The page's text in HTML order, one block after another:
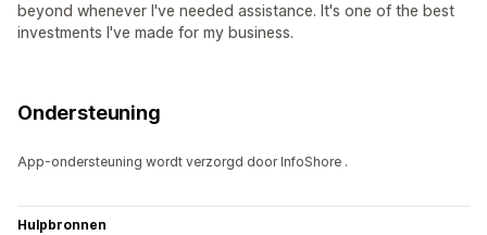
beyond whenever I've needed assistance. It's one of the best
investments I've made for my business.
Ondersteuning
App-ondersteuning wordt verzorgd door InfoShore .
Hulpbronnen